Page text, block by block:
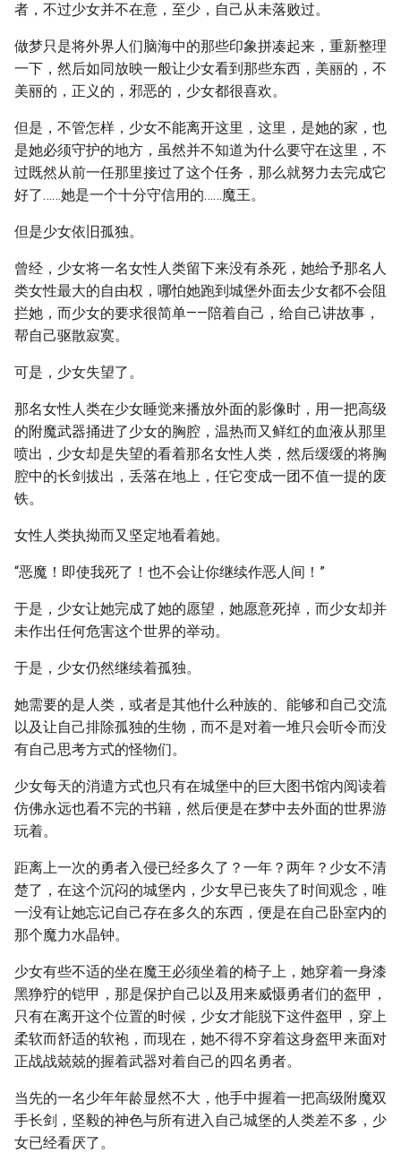
者，不过少女并不在意，至少，自己从未落败过。
做梦只是将外界人们脑海中的那些印象拼凑起来，重新整理
一下，然后如同放映一般让少女看到那些东西，美丽的，不
美丽的，正义的，邪恶的，少女都很喜欢。
但是，不管怎样，少女不能离开这里，这里，是她的家，也
是她必须守护的地方，虽然并不知道为什么要守在这里，不
过既然从前一任那里接过了这个任务，那么就努力去完成它
好了……她是一个十分守信用的……魔王。
但是少女依旧孤独。
曾经，少女将一名女性人类留下来没有杀死，她给予那名人
类女性最大的自由权，哪怕她跑到城堡外面去少女都不会阻
拦她，而少女的要求很简单——陪着自己，给自己讲故事，
帮自己驱散寂寞。
可是，少女失望了。
那名女性人类在少女睡觉来播放外面的影像时，用一把高级
的附魔武器捅进了少女的胸腔，温热而又鲜红的血液从那里
喷出，少女却是失望的看着那名女性人类，然后缓缓的将胸
腔中的长剑拔出，丢落在地上，任它变成一团不值一提的废
铁。
女性人类执拗而又坚定地看着她。
“恶魔！即使我死了！也不会让你继续作恶人间！”
于是，少女让她完成了她的愿望，她愿意死掉，而少女却并
未作出任何危害这个世界的举动。
于是，少女仍然继续着孤独。
她需要的是人类，或者是其他什么种族的、能够和自己交流
以及让自己排除孤独的生物，而不是对着一堆只会听令而没
有自己思考方式的怪物们。
少女每天的消遣方式也只有在城堡中的巨大图书馆内阅读着
仿佛永远也看不完的书籍，然后便是在梦中去外面的世界游
玩着。
距离上一次的勇者入侵已经多久了？一年？两年？少女不清
楚了，在这个沉闷的城堡内，少女早已丧失了时间观念，唯
一没有让她忘记自己存在多久的东西，便是在自己卧室内的
那个魔力水晶钟。
少女有些不适的坐在魔王必须坐着的椅子上，她穿着一身漆
黑狰狞的铠甲，那是保护自己以及用来威慑勇者们的盔甲，
只有在离开这个位置的时候，少女才能脱下这件盔甲，穿上
柔软而舒适的软袍，而现在，她不得不穿着这身盔甲来面对
正战战兢兢的握着武器对着自己的四名勇者。
当先的一名少年年龄显然不大，他手中握着一把高级附魔双
手长剑，坚毅的神色与所有进入自己城堡的人类差不多，少
女已经看厌了。